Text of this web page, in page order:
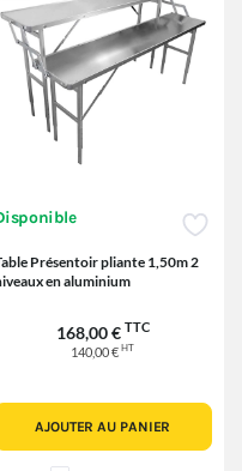
Présentoir pliante 1,50m 2
en aluminium
168,00 € TTC
140,00 €HT
AJOUTER AU PANIER